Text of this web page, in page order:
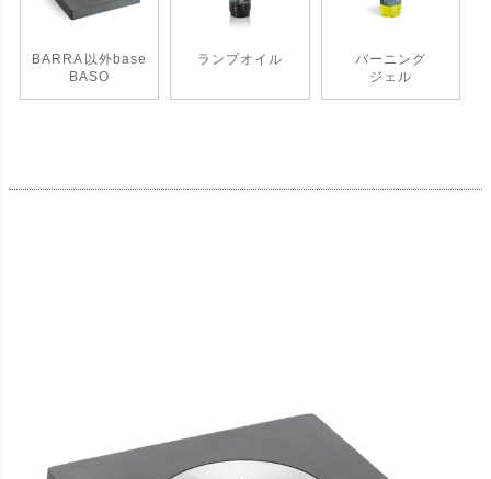
BARRA以外base
BASO
ランプオイル
バーニング
ジェル